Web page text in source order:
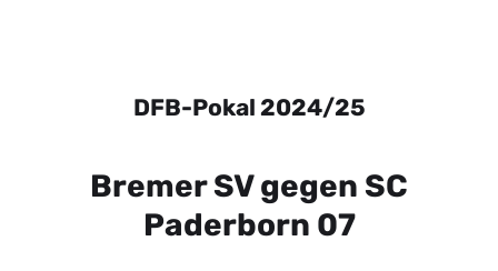
DFB-Pokal 2024/25
Bremer SV gegen SC
Paderborn 07